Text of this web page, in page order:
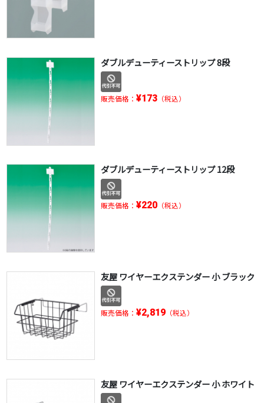
ダブルデューティーストリップ 8段
販売価格： ¥173（税込）
ダブルデューティーストリップ 12段
販売価格： ¥220（税込）
友屋 ワイヤーエクステンダー 小 ブラック
販売価格： ¥2,819（税込）
友屋 ワイヤーエクステンダー 小 ホワイト